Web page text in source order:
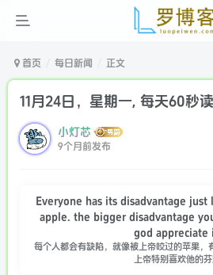
首页 每日新闻 正文
11月24日，星期一, 每天60秒读
小灯芯
9个月前发布
Everyone has its disadvantage
apple. the bigger disadvantage
god appreciate
每个人都会有缺陷，就像被上帝咬过的苹果，
上帝特别喜欢他的